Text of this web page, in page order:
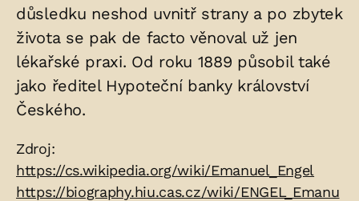
důsledku neshod uvnitř strany a po zbytek
života se pak de facto věnoval už jen
lékařské praxi. Od roku 1889 působil také
jako ředitel Hypoteční banky království
Českého.
Zdroje:
Zdroj:
https://cs.wikipedia.org/wiki/Emanuel_Engel
https://biography.hiu.cas.cz/wiki/ENGEL_Emanu